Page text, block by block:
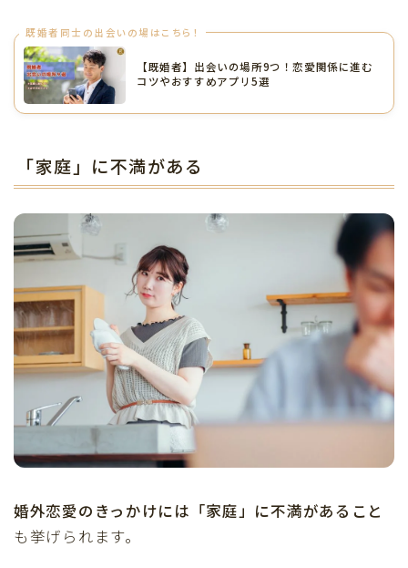
既婚者同士の出会いの場はこちら！
【既婚者】出会いの場所9つ！恋愛関係に進む
コツやおすすめアプリ5選
「家庭」に不満がある
婚外恋愛のきっかけには「家庭」に不満があること
も挙げられます。